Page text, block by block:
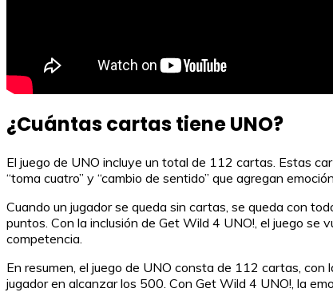
¿Cuántas cartas tiene UNO?
El juego de UNO incluye un total de 112 cartas. Estas
“toma cuatro” y “cambio de sentido” que agregan
Cuando un jugador se queda sin cartas, se queda con
puntos. Con la inclusión de Get Wild 4 UNO!, el juego
competencia.
En resumen, el juego de UNO consta de 112 cartas,
jugador en alcanzar los 500. Con Get Wild 4 UNO!, la